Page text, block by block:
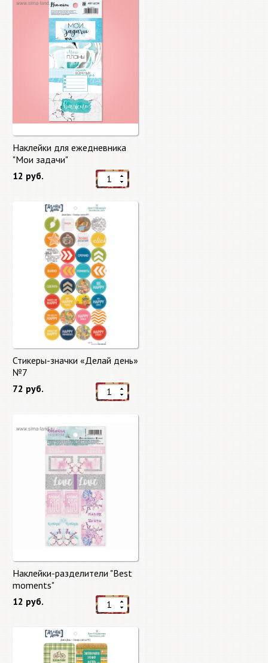
Наклейки для ежедневника
"Мои задачи"
12 руб.
Стикеры-значки «Делай день»
№7
72 руб.
Наклейки-разделители "Best
moments"
12 руб.